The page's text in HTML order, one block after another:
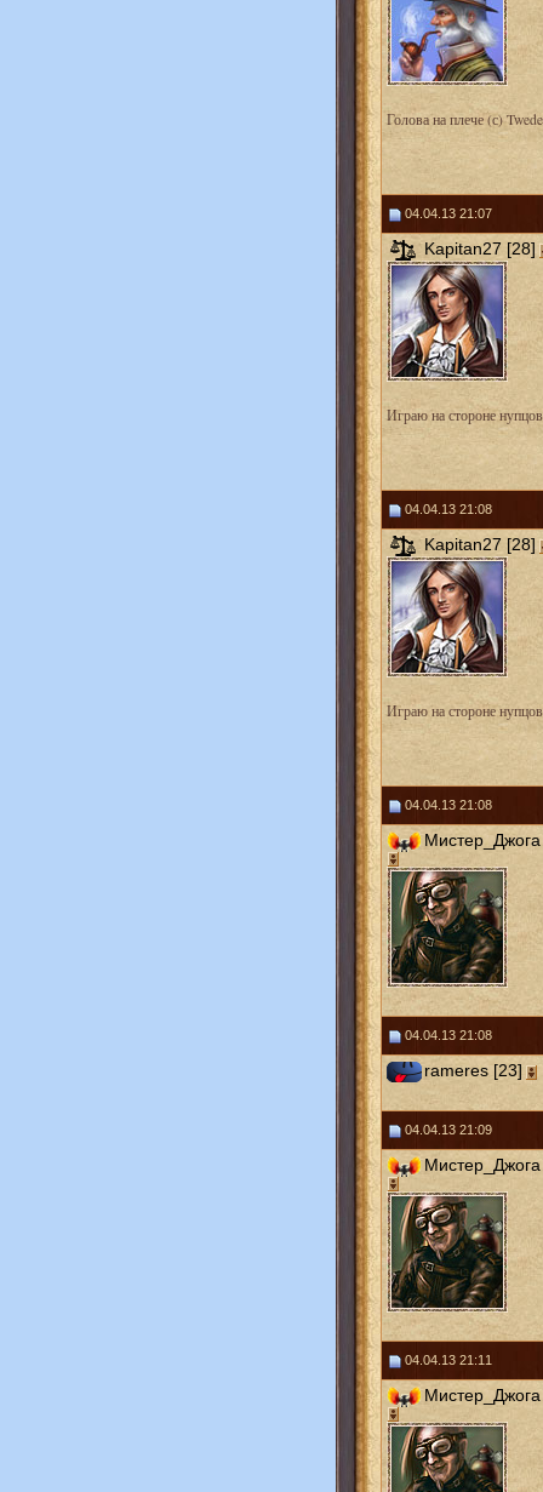
Голова на плече (с) Twede
04.04.13 21:07
Kapitan27 [28]
Играю на стороне нупцов
04.04.13 21:08
Kapitan27 [28]
Играю на стороне нупцов
04.04.13 21:08
04.04.13 21:08
rameres [23]
04.04.13 21:09
04.04.13 21:11